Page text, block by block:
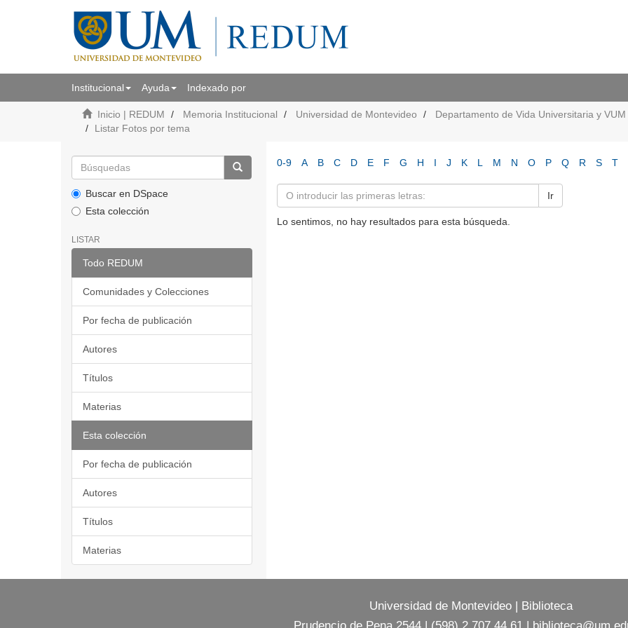
Institucional Ayuda Indexado por
Inicio | REDUM Memoria Institucional Universidad de Montevideo
Departamento de Vida Universitaria y VUM
Listar Fotos por tema
Buscar en DSpace
Esta colección
LISTAR
Todo REDUM
Comunidades y Colecciones
Por fecha de publicación
Autores
Títulos
Materias
Esta colección
Por fecha de publicación
Autores
Títulos
Materias
0-9 A B C D E F G H I J K L M N O P Q R S T
Ir
Lo sentimos, no hay resultados para esta búsqueda.
Universidad de Montevideo | Biblioteca